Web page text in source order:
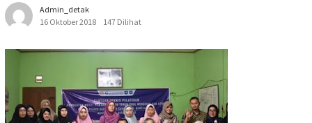
Admin_detak
16 Oktober 2018
147 Dilihat